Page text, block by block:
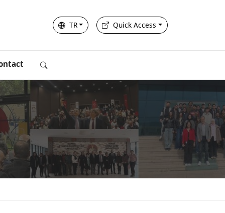
TR Quick Access